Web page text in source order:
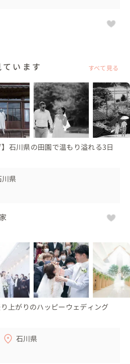
います すべて見る
】石川県の田園で温もり溢れる3日
川県
上がりのハッピーウェディング
石川県